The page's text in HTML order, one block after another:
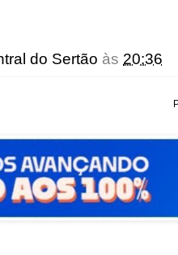
do Sertão às 20:36